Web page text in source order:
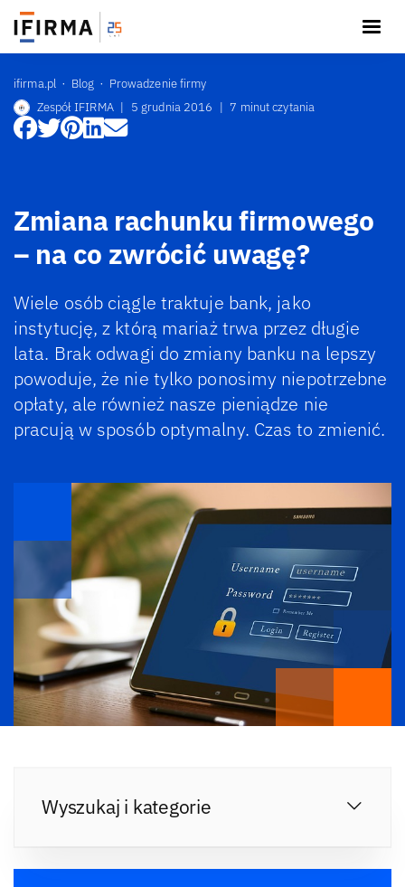
ifirma.pl Blog
Prowadzenie firmy
Zespół IFIRMA | 5 grudnia 2016 | 7 minut czytania
Zmiana rachunku firmowego
– na co zwrócić uwagę?
Wiele osób ciągle traktuje bank, jako
instytucję, z którą mariaż trwa przez długie
lata. Brak odwagi do zmiany banku na lepszy
powoduje, że nie tylko ponosimy niepotrzebne
opłaty, ale również nasze pieniądze nie
pracują w sposób optymalny. Czas to zmienić.
Wyszukaj i kategorie